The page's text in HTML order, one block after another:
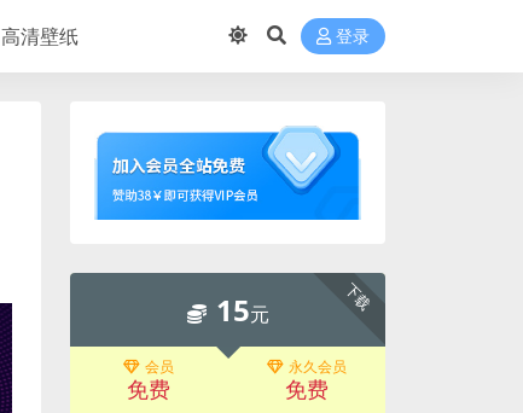
高清壁纸 登录
下载
15元
会员
免费
永久会员
免费